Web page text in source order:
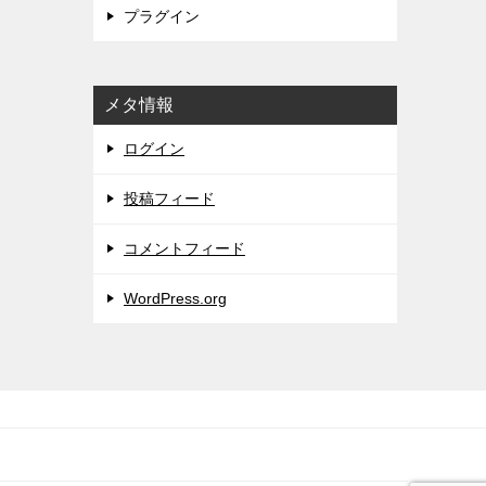
プラグイン
メタ情報
ログイン
投稿フィード
コメントフィード
WordPress.org